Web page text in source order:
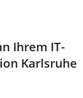
Ihrem IT-
Karlsruhe